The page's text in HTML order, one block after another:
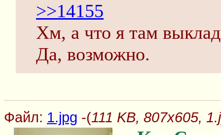
>>14155
Хм, а что я там
Да, возможно.
Файл: 1.jpg -(111 KB, 807x605,